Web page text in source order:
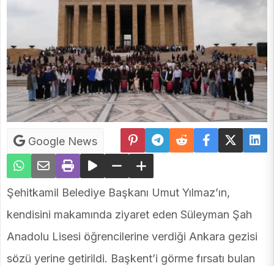
Google News
Şehitkamil Belediye Başkanı Umut Yılmaz’ın,
kendisini makamında ziyaret eden Süleyman Şah
Anadolu Lisesi öğrencilerine verdiği Ankara gezisi
sözü yerine getirildi. Başkent’i görme fırsatı bulan